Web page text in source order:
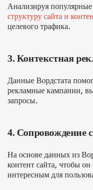
Анализируя
структуру сайта и
целевого трафика.
3. Контекстная
Данные Вордстата
рекламные кампании,
запросы.
4. Сопровождение
На основе данных из
контент сайта, чтобы
интересным для